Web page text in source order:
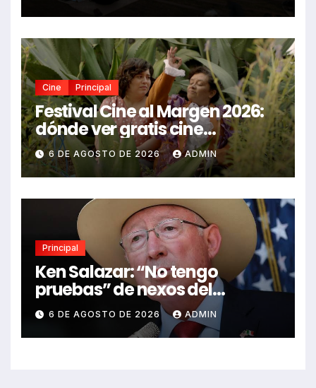
Cine Principal
Festival Cine al Margen 2026:
dónde ver gratis cine
mexicano independiente en
CDMX y en línea
6 DE AGOSTO DE 2026 ADMIN
Principal
Ken Salazar: “No tengo
pruebas” de nexos del
Gobierno de México con el
narco
6 DE AGOSTO DE 2026 ADMIN